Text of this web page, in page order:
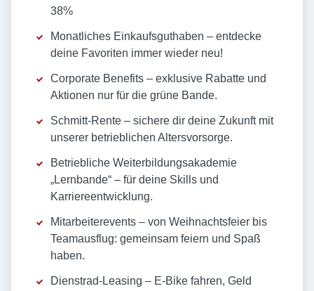
38%
Monatliches Einkaufsguthaben – entdecke
deine Favoriten immer wieder neu!
Corporate Benefits – exklusive Rabatte und
Aktionen nur für die grüne Bande.
Schmitt-Rente – sichere dir deine Zukunft mit
unserer betrieblichen Altersvorsorge.
Betriebliche Weiterbildungsakademie
„Lernbande“ – für deine Skills und
Karriereentwicklung.
Mitarbeiterevents – von Weihnachtsfeier bis
Teamausflug: gemeinsam feiern und Spaß
haben.
Dienstrad-Leasing – E-Bike fahren, Geld